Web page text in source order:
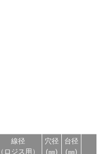
線径
（ロジス用）
穴径
(㎜)
台径
(㎜)